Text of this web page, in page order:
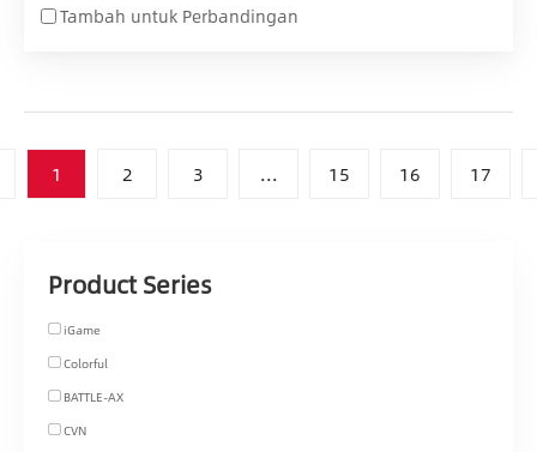
Tambah untuk Perbandingan
1 2 3 ... 15 16 17
Product Series
iGame
Colorful
BATTLE-AX
CVN